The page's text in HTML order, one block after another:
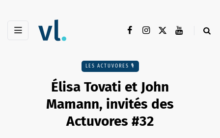
LES ACTUVORES 🎙
Élisa Tovati et John
Mamann, invités des
Actuvores #32